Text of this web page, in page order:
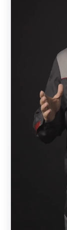
Чтобы сделать
перед заказом,
модификации и
Толщина
ламелей
мм.
забор
менее 0.7